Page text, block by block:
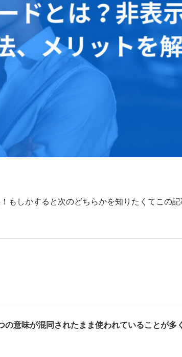
もしかすると次のどちらかを知りたくてこの
の意味が混同されたまま使われていることが多